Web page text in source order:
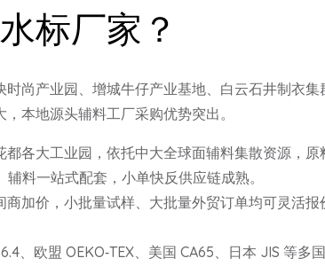
标厂家？
尚产业园、增城牛仔产业基地、白云石井制衣
本地源头辅料工厂采购优势突出。
各大工业园，依托中大全球面辅料集散资源，
料一站式配套，小单快反供应链成熟。
加价，小批量试样、大批量外贸订单均可灵活
、欧盟 OEKO‑TEX、美国 CA65、日本 JIS 等多